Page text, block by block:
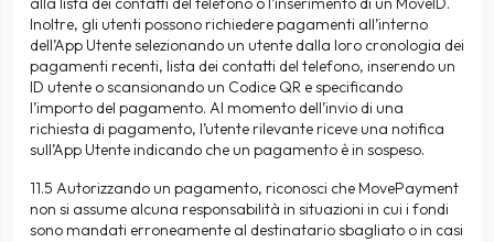
Inoltre, gli utenti possono richiedere pagamenti all’interno
dell’App Utente selezionando un utente dalla loro cronologia dei
pagamenti recenti, lista dei contatti del telefono, inserendo un
ID utente o scansionando un Codice QR e specificando
l’importo del pagamento. Al momento dell’invio di una
richiesta di pagamento, l’utente rilevante riceve una notifica
sull’App Utente indicando che un pagamento è in sospeso.
11.5 Autorizzando un pagamento, riconosci che MovePayment
non si assume alcuna responsabilità in situazioni in cui i fondi
sono mandati erroneamente al destinatario sbagliato o in casi